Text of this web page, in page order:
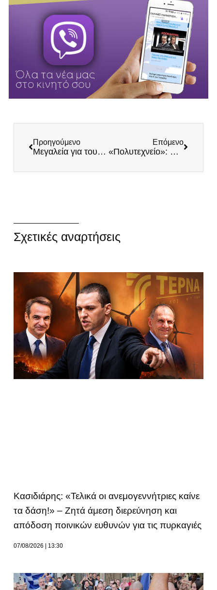
Προηγούμενο
Μεγαλεία για τους φίλους του Μαξίμου: Βόλεψαν και την Άννα Διαμαντοπούλου!
Επόμενο
«Πολυτεχνείο»: Η μεγαλύτερη απάτη στην Ελληνική Ιστορία
Σχετικές αναρτήσεις
Κασιδιάρης: «Τελικά οι ανεμογεννήτριες καίνε
τα δάση!» – Ζητά άμεση διερεύνηση και
απόδοση ποινικών ευθυνών για τις πυρκαγιές
07/08/2026 13:30